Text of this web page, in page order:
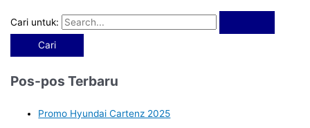
Cari untuk:
Pos-pos Terbaru
Promo Hyundai Cartenz 2025